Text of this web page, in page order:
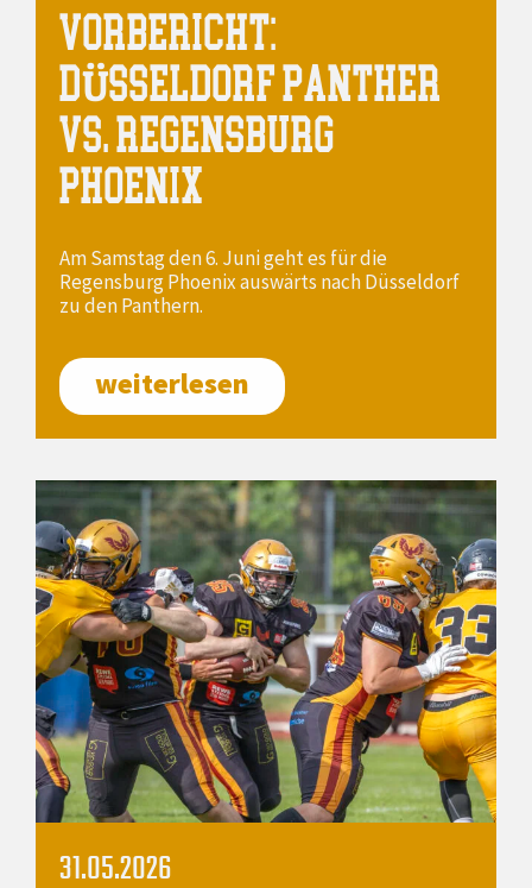
VORBERICHT:
DÜSSELDORF PANTHER
VS. REGENSBURG
PHOENIX
Am Samstag den 6. Juni geht es für die
Regensburg Phoenix auswärts nach Düsseldorf
zu den Panthern.
weiterlesen
31.05.2026